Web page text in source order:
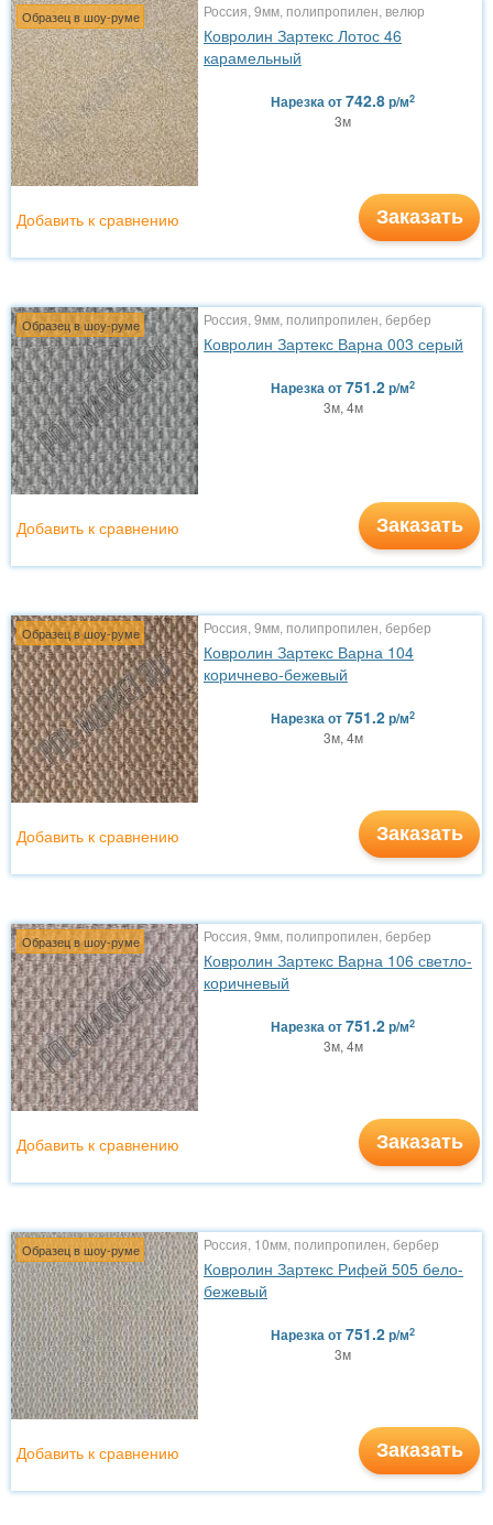
Образец в шоу-руме Россия, 9мм, полипропилен, велюр
Ковролин Зартекс Лотос 46
карамельный
Нарезкаот742.8р/м2
3м
Заказать
Добавить к сравнению
Образец в шоу-руме Россия, 9мм, полипропилен, бербер
Ковролин Зартекс Варна 003 серый
Нарезкаот751.2р/м2
3м, 4м
Заказать
Добавить к сравнению
Образец в шоу-руме Россия, 9мм, полипропилен, бербер
Ковролин Зартекс Варна 104
коричнево-бежевый
Нарезкаот751.2р/м2
3м, 4м
Заказать
Добавить к сравнению
Образец в шоу-руме Россия, 9мм, полипропилен, бербер
Ковролин Зартекс Варна 106 светло-
коричневый
Нарезкаот751.2р/м2
3м, 4м
Заказать
Добавить к сравнению
Образец в шоу-руме Россия, 10мм, полипропилен, бербер
Ковролин Зартекс Рифей 505 бело-
бежевый
Нарезкаот751.2р/м2
3м
Заказать
Добавить к сравнению